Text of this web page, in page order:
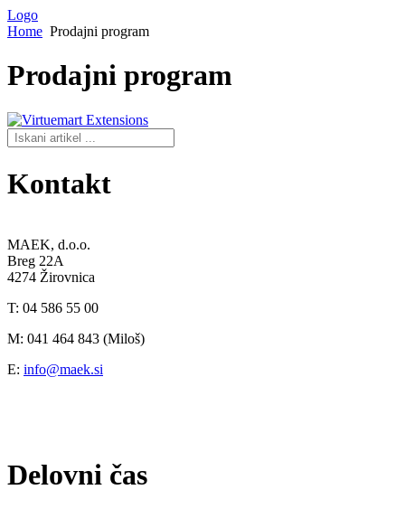
Logo
Home Prodajni program
Prodajni program
Kontakt
MAEK, d.o.o.
Breg 22A
4274 Žirovnica
T: 04 586 55 00
M: 041 464 843 (Miloš)
E: info@maek.si
Delovni čas